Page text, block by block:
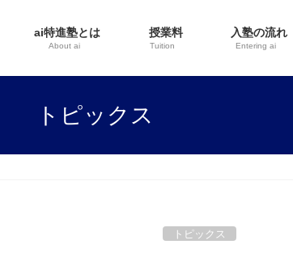
ai特進塾とは
About ai
授業料
Tuition
入塾の流れ
Entering ai
トピックス
トピックス